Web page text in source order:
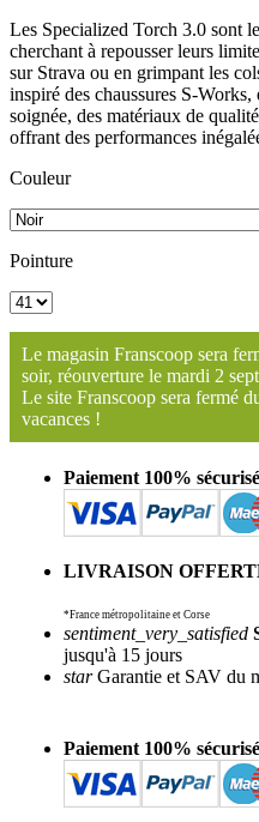
Les Specialized Torch 3.0 sont
cherchant à repousser leurs
sur Strava ou en grimpant les
inspiré des chaussures S-
soignée, des matériaux de
offrant des performances
Couleur
Pointure
Le magasin Franscoop sera
soir, réouverture le mardi 2
Le site Franscoop sera fermé
vacances !
Paiement 100% sécurisé
LIVRAISON
*France métropolitaine et Corse
sentiment_very_satisfied
jusqu'à 15 jours
starGarantie et SAV du
Paiement 100% sécurisé